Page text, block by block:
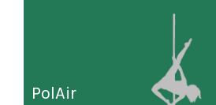
PolAir